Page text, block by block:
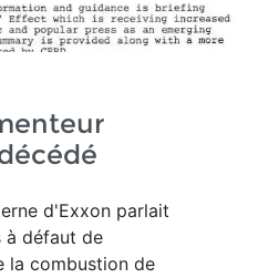
d'Exxon parlait
à défaut de
la combustion de